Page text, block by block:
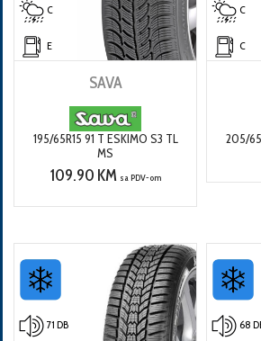
C
E
SAVA
195/65R15 91 T ESKIMO S3 TL
MS
109.90 KM sa PDV-om
C
C
205/
71 DB 68